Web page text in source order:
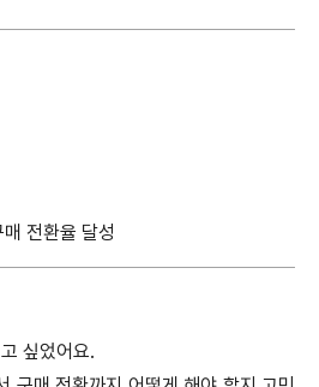
전환율 달성
싶었어요.